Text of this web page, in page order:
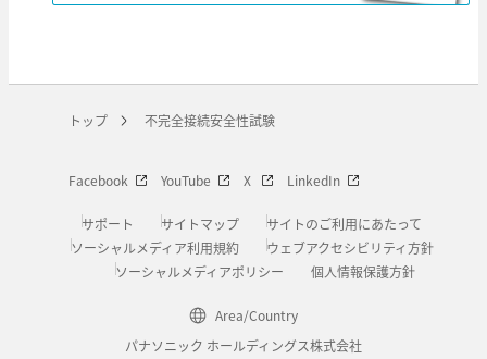
トップ 不完全接続安全性試験
Facebook YouTube X LinkedIn
サポート サイトマップ
サイトのご利用にあたって
ソーシャルメディア利用規約
ウェブアクセシビリティ方針
ソーシャルメディアポリシー
個人情報保護方針
Area/Country
パナソニック ホールディングス株式会社